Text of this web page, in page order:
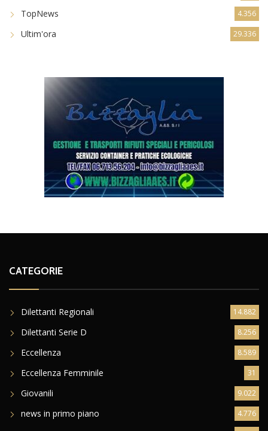
TopNews 4.356
Ultim'ora 29.336
CATEGORIE
Dilettanti Regionali 14.882
Dilettanti Serie D 8.256
Eccellenza 8.589
Eccellenza Femminile 31
Giovanili 9.022
news in primo piano 4.776